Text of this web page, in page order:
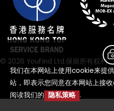
© 2026 YouFind Ltd.保留所有权利
我们在本网站上使用cookie来提
站，即表示您同意在本网站上接
阅读我们的 隐私策略 .